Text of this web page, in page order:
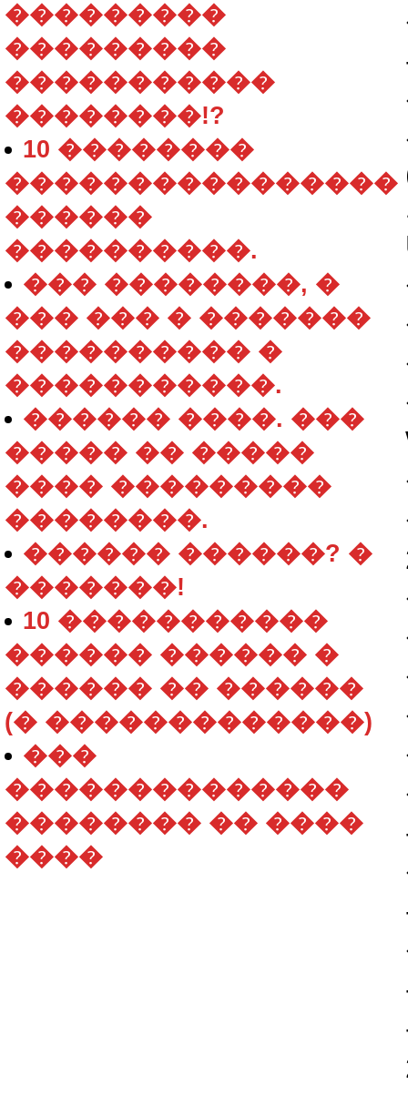
���������
���������
�����������
��������!?
10 ��������
����������������
������
����������.
��� ��������, �
��� ��� � �������
���������� �
�����������.
������ ����. ���
����� �� �����
���� ���������
��������.
������ ������? �
�������!
10 �����������
������ ������ �
������ �� ������
(� �������������)
���
��������������
�������� �� ����
����